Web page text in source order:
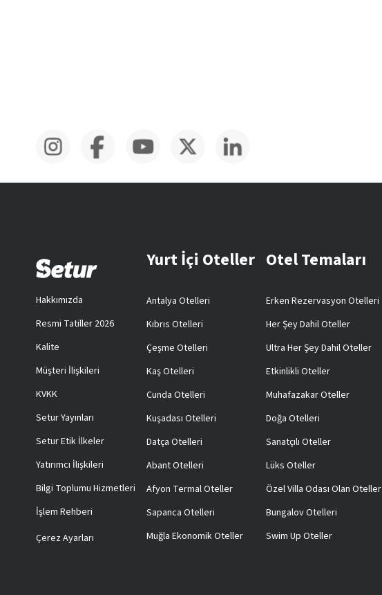
Hakkımızda
Resmi Tatiller 2026
Kalite
Müşteri İlişkileri
KVKK
Setur Yayınları
Setur Etik İlkeler
Yatırımcı İlişkileri
Bilgi Toplumu Hizmetleri
İşlem Rehberi
Çerez Ayarları
Yurt İçi Oteller
Antalya Otelleri
Kıbrıs Otelleri
Çeşme Otelleri
Kaş Otelleri
Cunda Otelleri
Kuşadası Otelleri
Datça Otelleri
Abant Otelleri
Afyon Termal Oteller
Sapanca Otelleri
Muğla Ekonomik Oteller
Otel Temaları
Erken Rezervasyon Otelleri
Her Şey Dahil Oteller
Ultra Her Şey Dahil Oteller
Etkinlikli Oteller
Muhafazakar Oteller
Doğa Otelleri
Sanatçılı Oteller
Lüks Oteller
Özel Villa Odası Olan Oteller
Bungalov Otelleri
Swim Up Oteller